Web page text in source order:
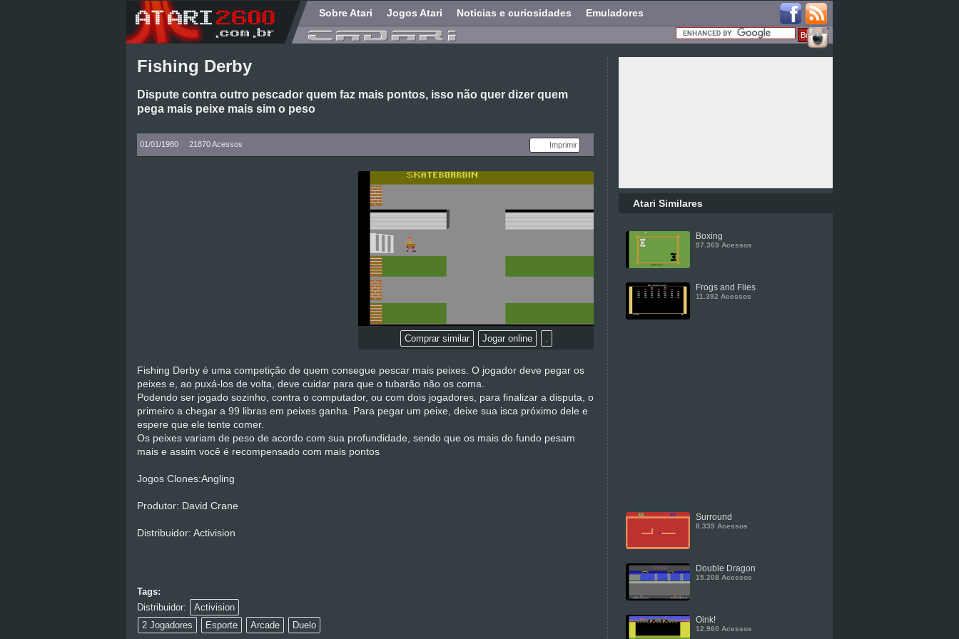
Sobre Atari Jogos Atari Noticias e curiosidades Emuladores
Fishing Derby
Dispute contra outro pescador quem faz mais pontos, isso não quer dizer quem
pega mais peixe mais sim o peso
01/01/1980 21870 Acessos Imprimir
Comprar similar Jogar online
Fishing Derby é uma competição de quem consegue pescar mais peixes. O jogador deve pegar os
peixes e, ao puxá-los de volta, deve cuidar para que o tubarão não os coma.
Podendo ser jogado sozinho, contra o computador, ou com dois jogadores, para finalizar a disputa, o
primeiro a chegar a 99 libras em peixes ganha. Para pegar um peixe, deixe sua isca próximo dele e
espere que ele tente comer.
Os peixes variam de peso de acordo com sua profundidade, sendo que os mais do fundo pesam
mais e assim você é recompensado com mais pontos
Jogos Clones:Angling
Produtor: David Crane
Distribuidor: Activision
Tags:
Distribuidor:
Activision
2 Jogadores
Esporte Arcade Duelo
Atari Similares
Boxing
97.369 Acessos
Frogs and Flies
11.392 Acessos
Surround
8.339 Acessos
Double Dragon
15.208 Acessos
Oink!
12.960 Acessos